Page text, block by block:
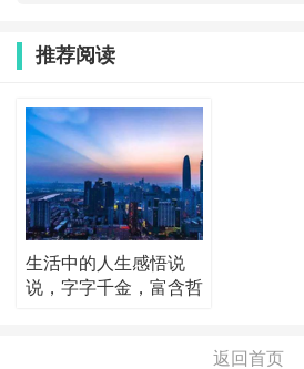
推荐阅读
生活中的人生感悟说
说，字字千金，富含哲
返回首页